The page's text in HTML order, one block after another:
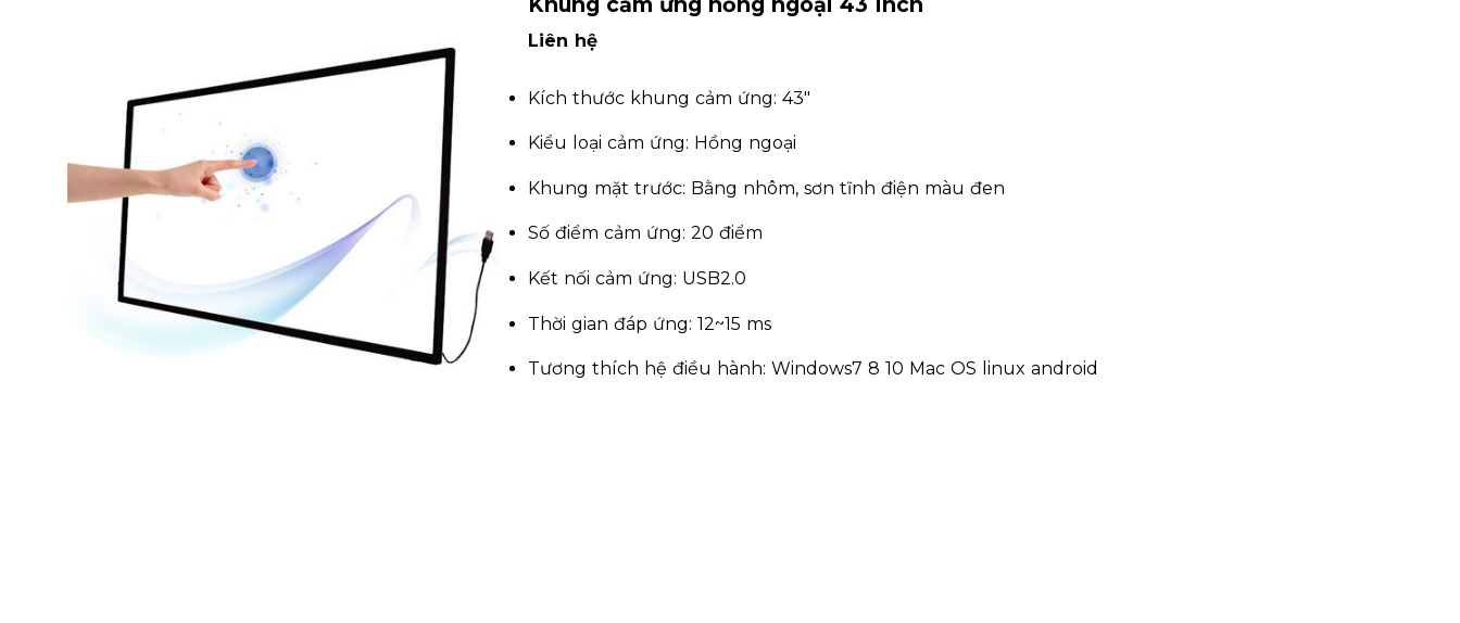
Liên hệ
Kích thước khung cảm ứng: 43″
Kiểu loại cảm ứng: Hồng ngoại
Khung mặt trước: Bằng nhôm, sơn tĩnh điện màu đen
Số điểm cảm ứng: 20 điểm
Kết nối cảm ứng: USB2.0
Thời gian đáp ứng: 12~15 ms
Tương thích hệ điều hành: Windows7 8 10 Mac OS linux android